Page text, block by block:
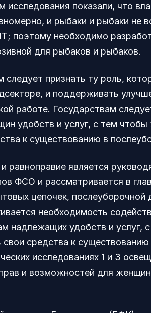
исследования показали, что
и рыбаки и рыбаки не
поэтому необходимо
для рыбаков и рыбаков.
признать ту роль,
и поддерживать
работе. Государствам
удобств и услуг, с тем
к существованию в
равноправие является
ФСО и рассматривается в
цепочек, послеуборочной
необходимость
надлежащих удобств и услуг,
свои средства к
исследованиях 1 и 3
и возможностей для